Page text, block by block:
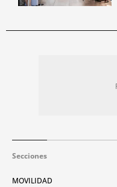
Secciones
MOVILIDAD